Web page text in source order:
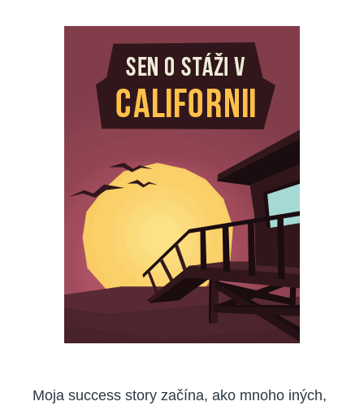
snívajúceho
o
Californii
Moja success story začína, ako mnoho iných,